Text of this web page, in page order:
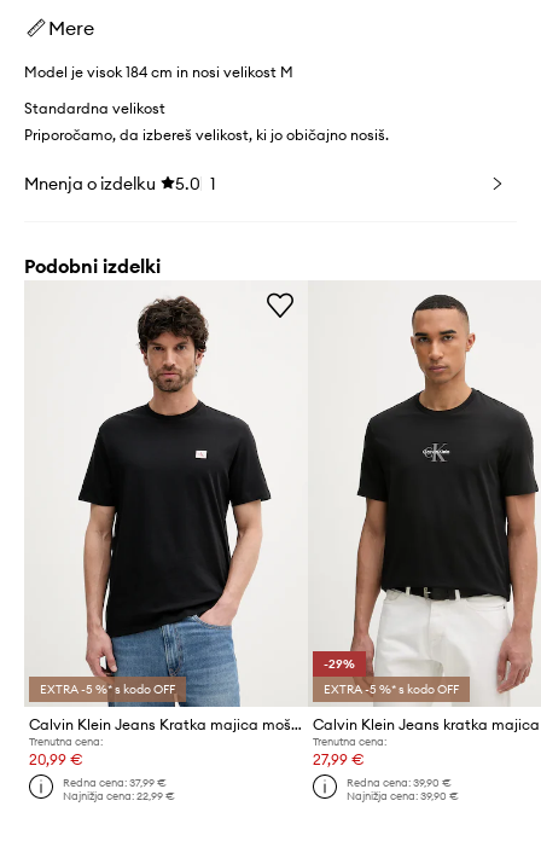
Mere
Model je visok 184 cm in nosi velikost M
Standardna velikost
Priporočamo, da izbereš velikost, ki jo običajno nosiš.
Mnenja o izdelku 5.0 1
Podobni izdelki
EXTRA -5 %* s kodo OFF
Calvin Klein Jeans Kratka majica moška bombažna
Trenutna cena:
20,99 €
Redna cena:37,99 €
Najnižja cena:22,99 €
-29%
EXTRA -5 %* s kodo OFF
Trenutna cena:
27,99 €
Redna cena: 39,90 €
Najnižja cena: 39,90 €